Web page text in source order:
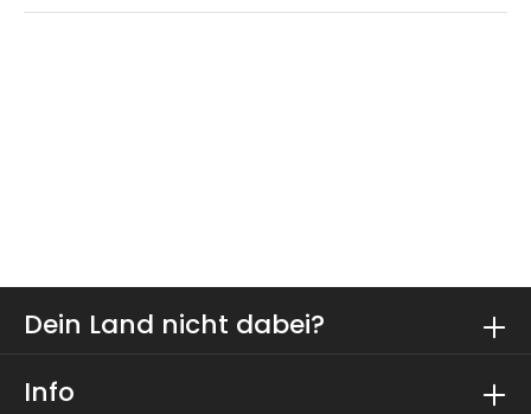
Dein Land nicht dabei?
Info